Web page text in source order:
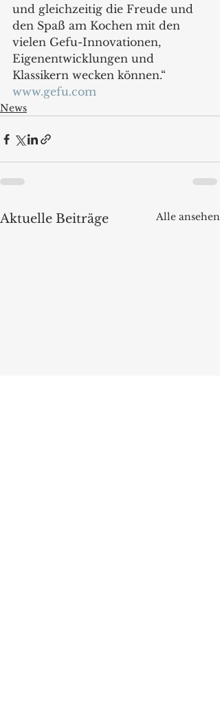
und gleichzeitig die Freude und
den Spaß am Kochen mit den
vielen Gefu-Innovationen,
Eigenentwicklungen und
Klassikern wecken können.“
www.gefu.com
News
Aktuelle Beiträge Alle ansehen